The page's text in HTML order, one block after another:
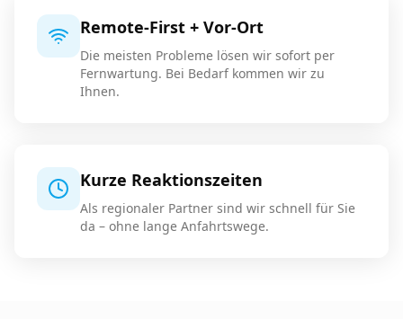
Remote-First + Vor-Ort
Die meisten Probleme lösen wir sofort per
Fernwartung. Bei Bedarf kommen wir zu
Ihnen.
Kurze Reaktionszeiten
Als regionaler Partner sind wir schnell für Sie
da – ohne lange Anfahrtswege.